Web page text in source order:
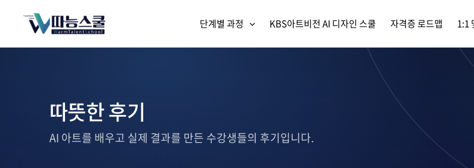
단계별 과정 KBS아트비전 AI 디자인 스쿨 자격증 로드맵 1:1
따뜻한 후기
AI 아트를 배우고 실제 결과를 만든 수강생들의 후기입니다.